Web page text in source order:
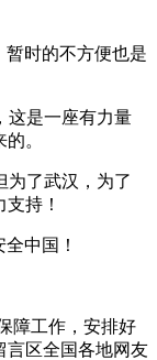
暂时的不方便也是
这是一座有力量
。
为了武汉，为了
持！
中国！
障工作，安排好
言区全国各地网友